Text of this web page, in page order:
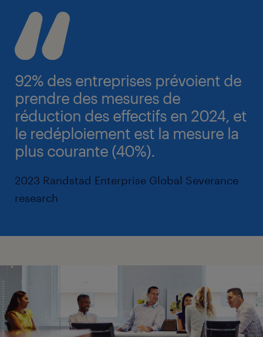
92% des entreprises prévoient de
prendre des mesures de
réduction des effectifs en 2024, et
le redéploiement est la mesure la
plus courante (40%).
2023 Randstad Enterprise Global Severance
research